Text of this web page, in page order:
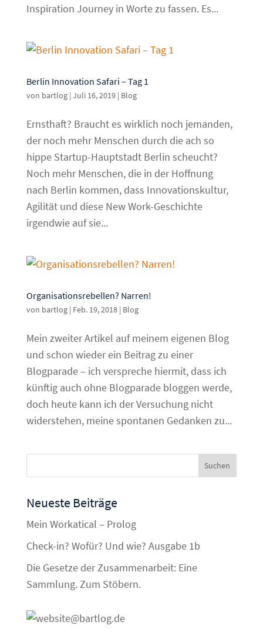
Inspiration Journey in Worte zu fassen. Es...
Berlin Innovation Safari – Tag 1
von bartlog| Juli 16, 2019| Blog
Ernsthaft? Braucht es wirklich noch jemanden,
der noch mehr Menschen durch die ach so
hippe Startup-Hauptstadt Berlin scheucht?
Noch mehr Menschen, die in der Hoffnung
nach Berlin kommen, dass Innovationskultur,
Agilität und diese New Work-Geschichte
irgendwie auf sie...
Organisationsrebellen? Narren!
von bartlog| Feb. 19, 2018| Blog
Mein zweiter Artikel auf meinem eigenen Blog
und schon wieder ein Beitrag zu einer
Blogparade – ich verspreche hiermit, dass ich
künftig auch ohne Blogparade bloggen werde,
doch heute kann ich der Versuchung nicht
widerstehen, meine spontanen Gedanken zu...
Neueste Beiträge
Mein Workatical – Prolog
Check-in? Wofür? Und wie? Ausgabe 1b
Die Gesetze der Zusammenarbeit: Eine
Sammlung. Zum Stöbern.